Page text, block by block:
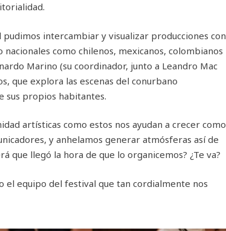
intercambiar y visualizar producciones con
como chilenos, mexicanos, colombianos
Marino (su coordinador, junto a Leandro Mac
que explora las escenas del conurbano
sus propios habitantes.
artísticas como estos nos ayudan a crecer como
y anhelamos generar atmósferas así de
que llegó la hora de que lo organicemos? ¿Te va?
el equipo del festival que tan cordialmente nos